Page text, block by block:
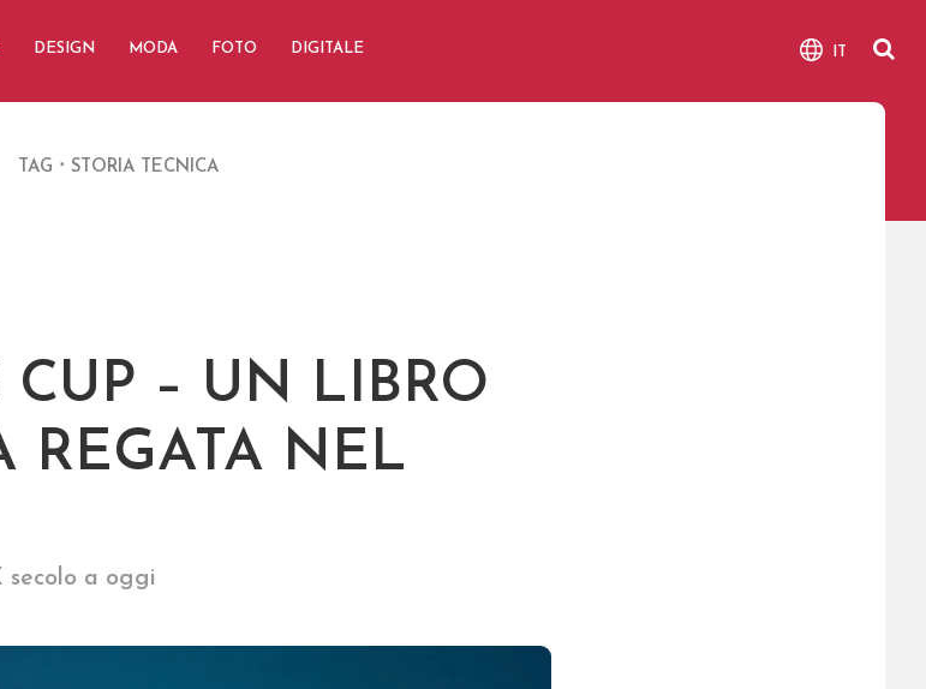
DESIGN MODA FOTO DIGITALE IT
TAG STORIA TECNICA
CUP – UN LIBRO
REGATA NEL
a oggi